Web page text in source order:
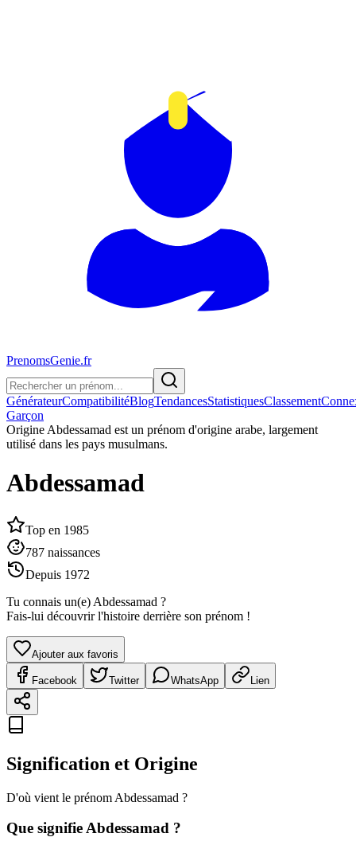
PrenomsGenie.fr
GénérateurCompatibilitéBlogTendancesStatistiquesClassement
Garçon
Origine Abdessamad est un prénom d'origine arabe, largement
utilisé dans les pays musulmans.
Abdessamad
Top en 1985
787 naissances
Depuis 1972
Tu connais un(e) Abdessamad ?
Fais-lui découvrir l'histoire derrière son prénom !
Ajouter aux favoris
Facebook Twitter WhatsApp Lien
Signification et Origine
D'où vient le prénom Abdessamad ?
Que signifieAbdessamad ?